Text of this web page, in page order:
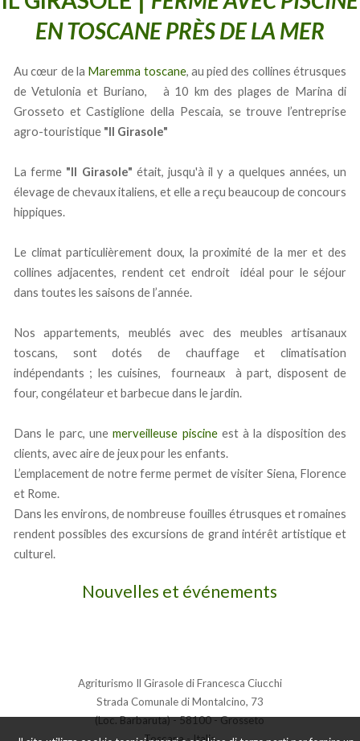
EN TOSCANE PRÈS DE LA MER
Au cœur de la Maremma toscane, au pied des collines étrusques
de Vetulonia et Buriano, à 10 km des plages de Marina di
Grosseto et Castiglione della Pescaia, se trouve l’entreprise
agro-touristique"Il Girasole"
La ferme "Il Girasole" était, jusqu'à il y a quelques années, un
élevage de chevaux italiens, et elle a reçu beaucoup de concours
hippiques.
Le climat particulièrement doux, la proximité de la mer et des
collines adjacentes, rendent cet endroit idéal pour le séjour
dans toutes les saisons de l’année.
Nos appartements, meublés avec des meubles artisanaux
toscans, sont dotés de chauffage et climatisation
indépendants ; les cuisines, fourneaux à part, disposent de
four, congélateur et barbecue dans le jardin.
Dans le parc, unemerveilleuse piscineest à la disposition des
clients, avec aire de jeux pour les enfants.
L’emplacement de notre ferme permet de visiter Siena, Florence
et Rome.
Dans les environs, de nombreuse fouilles étrusques et romaines
rendent possibles des excursions de grand intérêt artistique et
culturel.
Nouvelles et événements
Agriturismo Il Girasole di Francesca Ciucchi
Strada Comunale di Montalcino, 73
(Loc. Barbaruta) - 58100 - Grosseto